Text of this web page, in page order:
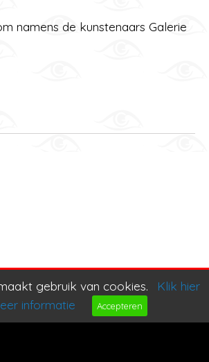
namens de kunstenaars Galerie
gebruik van cookies.
Klik hier
informatie
Accepteren